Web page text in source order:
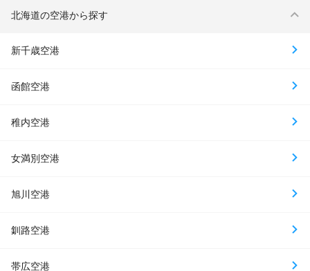
北海道の空港から探す
新千歳空港
函館空港
稚内空港
女満別空港
旭川空港
釧路空港
帯広空港